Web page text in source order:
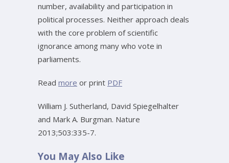
number, availability and participation in
political processes. Neither approach deals
with the core problem of scientific
ignorance among many who vote in
parliaments.
Read more or print PDF
William J. Sutherland, David Spiegelhalter
and Mark A. Burgman. Nature
2013;503:335-7.
You May Also Like